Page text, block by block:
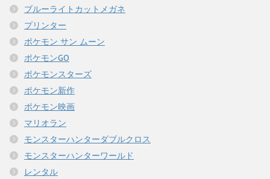
ブルーライトカットメガネ
プリンター
ポケモン サン ムーン
ポケモンGO
ポケモンスターズ
ポケモン新作
ポケモン映画
マリオラン
モンスターハンターダブルクロス
モンスターハンターワールド
レンタル